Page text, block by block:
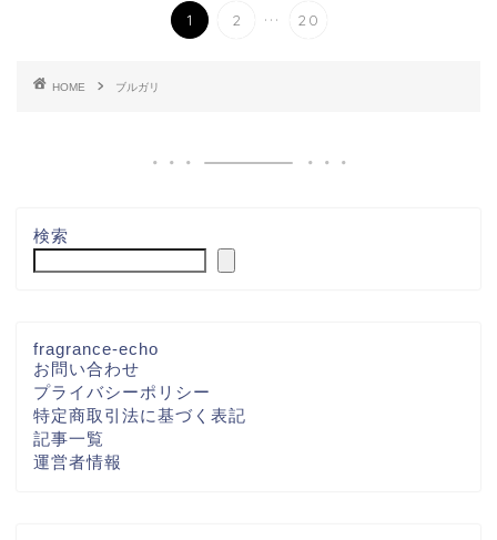
1 2 ... 20
HOME ブルガリ
検索
fragrance-echo
お問い合わせ
プライバシーポリシー
特定商取引法に基づく表記
記事一覧
運営者情報